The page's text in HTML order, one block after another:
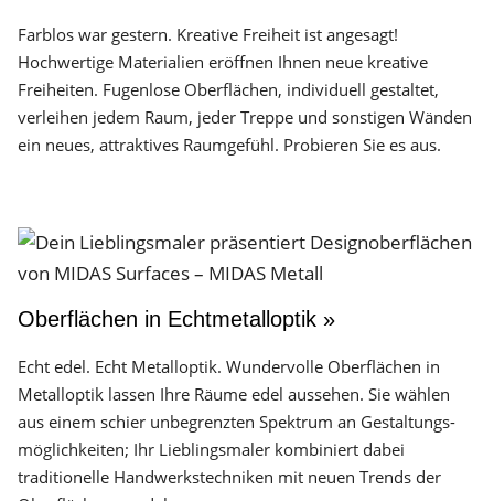
Farblos war gestern. Kreative Freiheit ist angesagt!
Hochwertige Materialien eröffnen Ihnen neue kreative
Freiheiten. Fugenlose Oberflächen, individuell gestaltet,
verleihen jedem Raum, jeder Treppe und sonstigen Wänden
ein neues, attraktives Raumgefühl. Probieren Sie es aus.
Oberflächen in Echtmetalloptik »
Echt edel. Echt Metalloptik. Wundervolle Oberflächen in
Metalloptik lassen Ihre Räume edel aussehen. Sie wählen
aus einem schier unbegrenzten Spektrum an Gestaltungs­
möglichkeiten; Ihr Lieblingsmaler kombiniert dabei
traditionelle Handwerks­techniken mit neuen Trends der